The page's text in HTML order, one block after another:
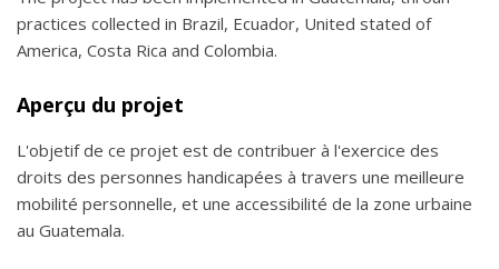
practices collected in Brazil, Ecuador, United stated of
America, Costa Rica and Colombia.
Aperçu du projet
L'objetif de ce projet est de contribuer à l'exercice des
droits des personnes handicapées à travers une meilleure
mobilité personnelle, et une accessibilité de la zone urbaine
au Guatemala.